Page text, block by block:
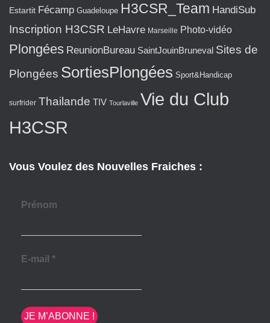
Estartit Fécamp Guadeloupe H3CSR_Team HandiSub
Inscription H3CSR LeHavre Marseille Photo-vidéo
Plongées ReunionBureau SaintJouinBruneval Sites de
Plongées SortiesPlongées Sport&Handicap
surfrider Thailande TIV Tourlaville Vie du Club
H3CSR
Vous Voulez des Nouvelles Fraiches :
Prénom
E-mail *